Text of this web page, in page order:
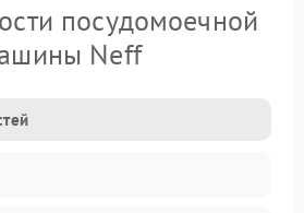
посудомоечной
Neff